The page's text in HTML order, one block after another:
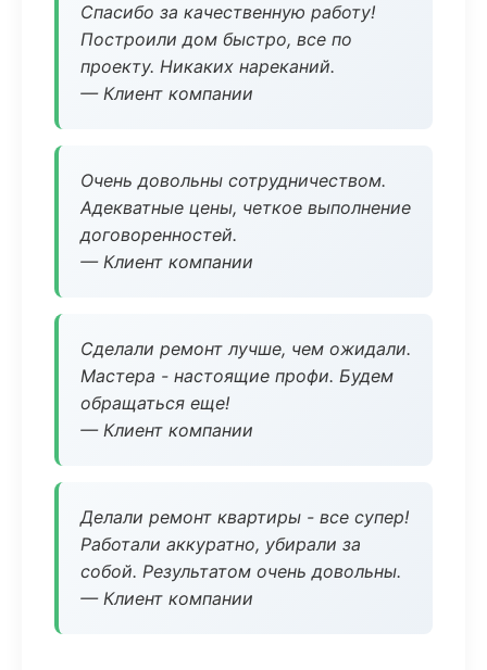
Спасибо за качественную работу!
Построили дом быстро, все по
проекту. Никаких нареканий.
— Клиент компании
Очень довольны сотрудничеством.
Адекватные цены, четкое выполнение
договоренностей.
— Клиент компании
Сделали ремонт лучше, чем ожидали.
Мастера - настоящие профи. Будем
обращаться еще!
— Клиент компании
Делали ремонт квартиры - все супер!
Работали аккуратно, убирали за
собой. Результатом очень довольны.
— Клиент компании